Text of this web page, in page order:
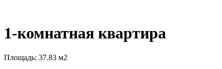
1-комнатная квартира
Площадь: 37.83 м2